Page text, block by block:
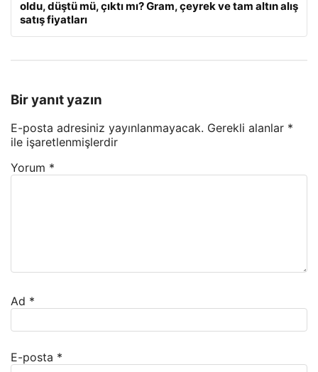
oldu, düştü mü, çıktı mı? Gram, çeyrek ve tam altın alış
satış fiyatları
Bir yanıt yazın
E-posta adresiniz yayınlanmayacak. Gerekli alanlar *
ile işaretlenmişlerdir
Yorum *
Ad *
E-posta *